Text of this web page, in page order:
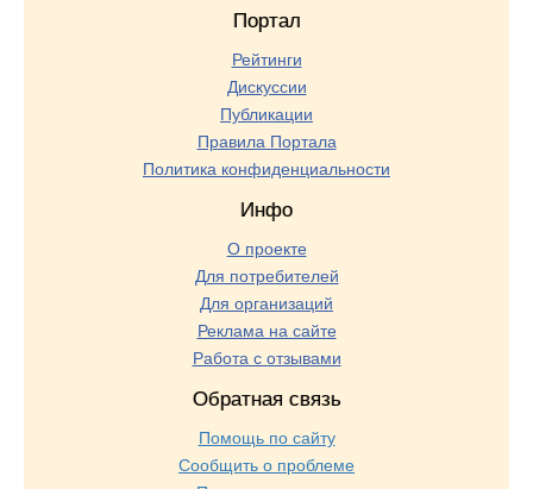
Портал
Рейтинги
Дискуссии
Публикации
Правила Портала
Политика конфиденциальности
Инфо
О проекте
Для потребителей
Для организаций
Реклама на сайте
Работа с отзывами
Обратная связь
Помощь по сайту
Сообщить о проблеме